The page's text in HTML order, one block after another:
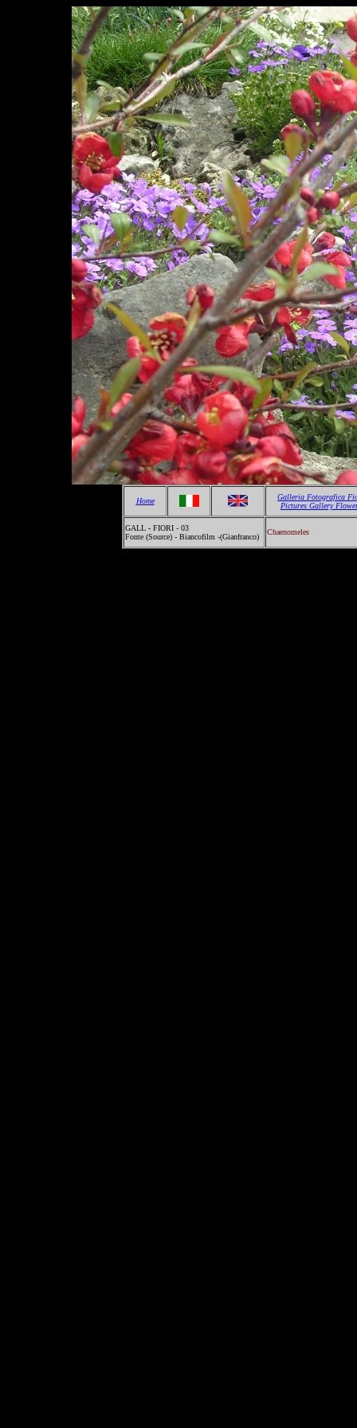
Home
Galleria Fotografica
Pictures Gallery
GALL - FIORI - 03
Fonte (Source) - Biancofilm -(Gianfranco)
Chaenomeles